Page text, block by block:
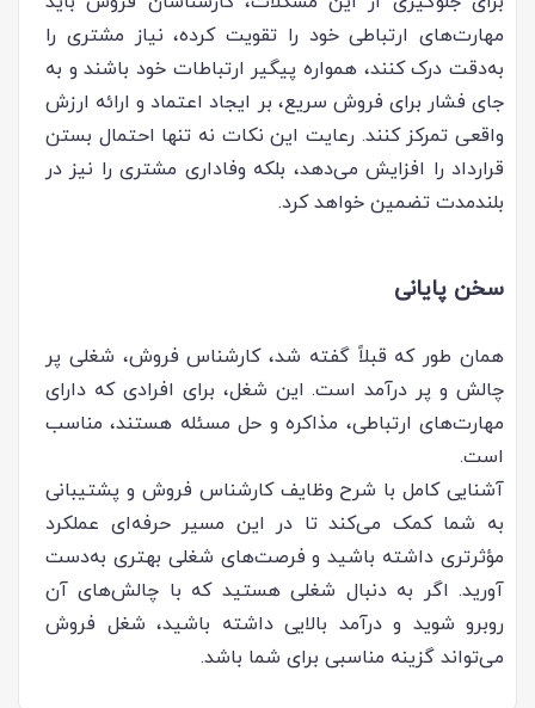
مهارت‌های ارتباطی خود را تقویت کرده، نیاز مشتری را
به‌دقت درک کنند، همواره پیگیر ارتباطات خود باشند و به
جای فشار برای فروش سریع، بر ایجاد اعتماد و ارائه ارزش
واقعی تمرکز کنند. رعایت این نکات نه تنها احتمال بستن
قرارداد را افزایش می‌دهد، بلکه وفاداری مشتری را نیز در
بلندمدت تضمین خواهد کرد.
سخن پایانی
همان طور که قبلاً گفته شد، کارشناس فروش، شغلی پر
چالش و پر درآمد است. این شغل، برای افرادی که دارای
مهارت‌های ارتباطی، مذاکره و حل مسئله هستند، مناسب
است.
آشنایی کامل با شرح وظایف کارشناس فروش و پشتیبانی
به شما کمک می‌کند تا در این مسیر حرفه‌ای عملکرد
مؤثرتری داشته باشید و فرصت‌های شغلی بهتری به‌دست
آورید. اگر به دنبال شغلی هستید که با چالش‌های آن
روبرو شوید و درآمد بالایی داشته باشید، شغل فروش
می‌تواند گزینه مناسبی برای شما باشد.